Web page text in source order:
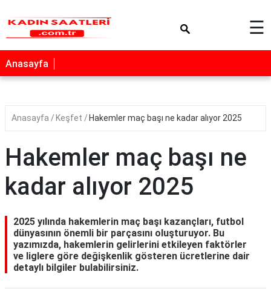
☰
Anasayfa
Anasayfa Keşfet Hakemler maç başı ne kadar alıyor 2025
Hakemler maç başı ne
kadar alıyor 2025
2025 yılında hakemlerin maç başı kazançları, futbol
dünyasının önemli bir parçasını oluşturuyor. Bu
yazımızda, hakemlerin gelirlerini etkileyen faktörler
ve liglere göre değişkenlik gösteren ücretlerine dair
detaylı bilgiler bulabilirsiniz.